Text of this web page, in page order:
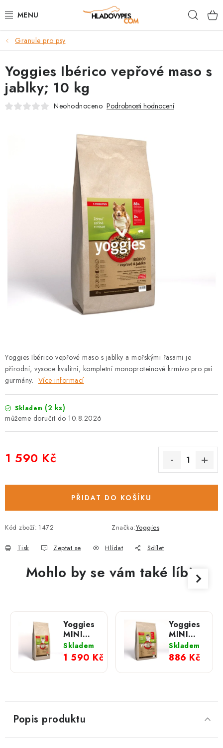
na
POTŘEBY PRO PSY
TAMI PŘEPRAVNÍ BOXY
SPORT SE PSEM
VĚRNOSTNÍ PROGRAM
VÝMĚNA, VRÁCENÍ A REKLAMACE
Podmínky ochrany osobních údajů
Zásady použivání souboru cookies
FAQ
Granule pro psy
Yoggies Ibérico vepřové maso s jablky a mořskými řasami je
přírodní, vysoce kvalitní, kompletní monoproteinové krmivo pro psí
gurmány. Více informací
Skladem (2 ks)
10.8.2026
1 590 Kč
PŘIDAT DO KOŠÍKU
Kód zboží: 1472 Značka:Yoggies
Tisk Zeptat se Hlídat Sdílet
Yoggies Ibérico vepřové maso s
jablky; 10 kg
Neohodnoceno Podrobnosti hodnocení
Mohlo by se vám také líbit
Yoggies
MINI
Ibérico
vepřové
maso s
jablky;
Skladem
1 590 Kč
Yoggies
MINI
Ibérico
vepřové
maso s
jablky; 5
Skladem
886 Kč
Popis produktu